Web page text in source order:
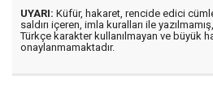
UYARI: Küfür, hakaret, rencide edici
saldırı içeren, imla kuralları ile yazılmamış,
Türkçe karakter kullanılmayan ve büyük
onaylanmamaktadır.